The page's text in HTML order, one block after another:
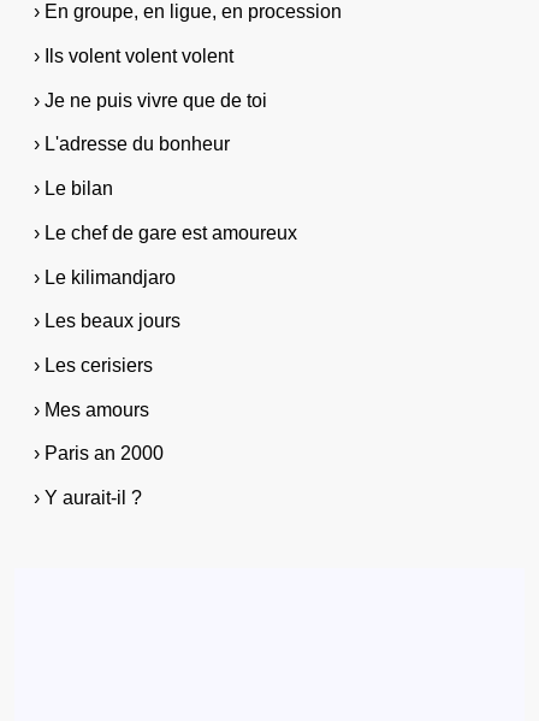
› En groupe, en ligue, en procession
› Ils volent volent volent
› Je ne puis vivre que de toi
› L'adresse du bonheur
› Le bilan
› Le chef de gare est amoureux
› Le kilimandjaro
› Les beaux jours
› Les cerisiers
› Mes amours
› Paris an 2000
› Y aurait-il ?